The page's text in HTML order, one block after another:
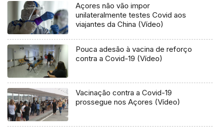
Açores não vão impor
unilateralmente testes Covid aos
viajantes da China (Vídeo)
Pouca adesão à vacina de reforço
contra a Covid-19 (Vídeo)
Vacinação contra a Covid-19
prossegue nos Açores (Vídeo)